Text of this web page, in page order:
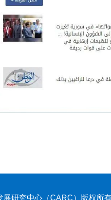
展研究中心（CARC）版权所